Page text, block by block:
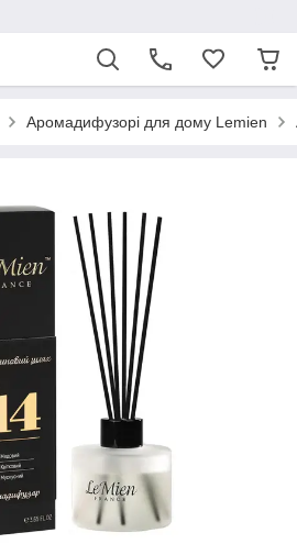
Аромадифузорі для дому Lemien